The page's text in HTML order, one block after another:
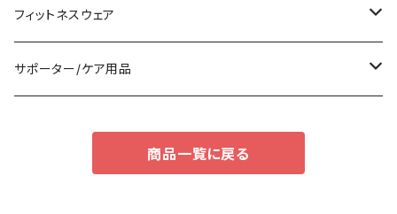
ノースリーブ
パンツドレス
カジュアルバッグ
バックパック
タンクトップ/キャミソール
半袖/5分
バンドゥビキニ
ワンピース
スニーカー
ブーツ
フィットネスウェア
セット販売
サポーター/ケア用品
商品一覧に戻る